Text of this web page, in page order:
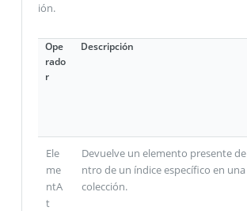
ión.
Ope
rado
r
Descripción
Ele
me
ntA
t
Devuelve un elemento presente de
ntro de un índice específico en una
colección.